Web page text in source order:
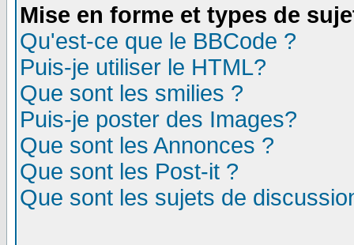
Mise en forme et types de
Qu'est-ce que le BBCode ?
Puis-je utiliser le HTML?
Que sont les smilies ?
Puis-je poster des Images?
Que sont les Annonces ?
Que sont les Post-it ?
Que sont les sujets de